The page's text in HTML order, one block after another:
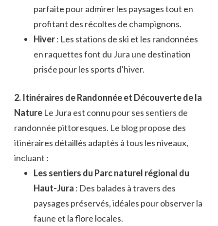
parfaite pour admirer les paysages tout en
profitant des récoltes de champignons.
Hiver: Les stations de ski et les randonnées
en raquettes font du Jura une destination
prisée pour les sports d’hiver.
2. Itinéraires de Randonnée et Découverte de la
Nature Le Jura est connu pour ses sentiers de
randonnée pittoresques. Le blog propose des
itinéraires détaillés adaptés à tous les niveaux,
incluant :
Les sentiers du Parc naturel régional du
Haut-Jura : Des balades à travers des
paysages préservés, idéales pour observer la
faune et la flore locales.